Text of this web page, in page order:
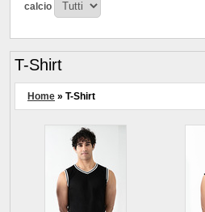
calcio
T-Shirt
Home » T-Shirt